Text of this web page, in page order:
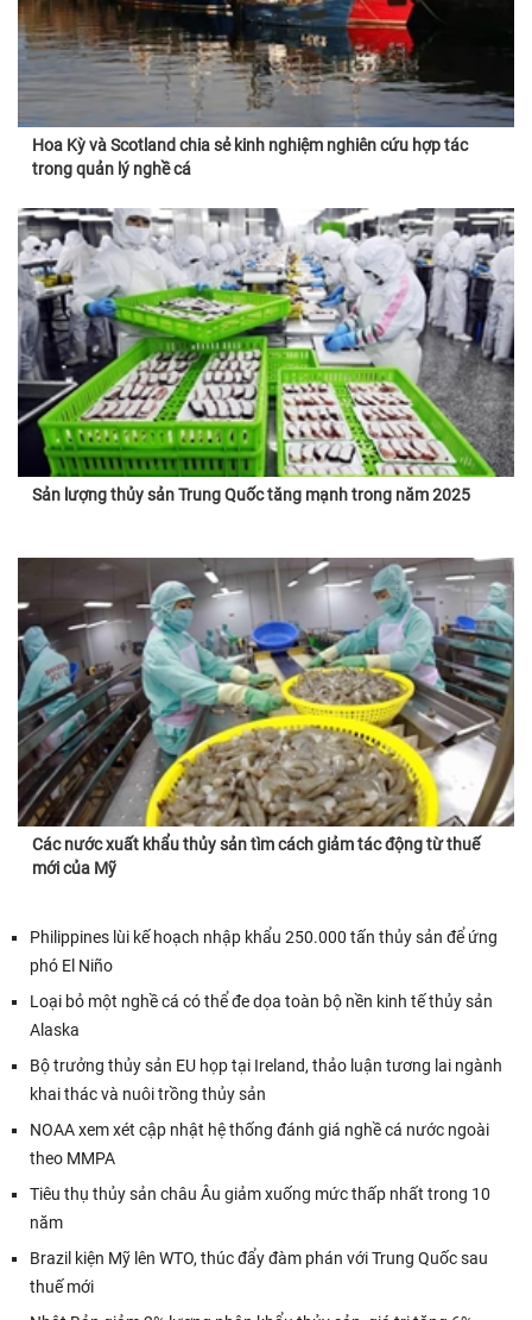
Hoa Kỳ và Scotland chia sẻ kinh nghiệm nghiên cứu hợp tác
trong quản lý nghề cá
Sản lượng thủy sản Trung Quốc tăng mạnh trong năm 2025
Các nước xuất khẩu thủy sản tìm cách giảm tác động từ thuế
mới của Mỹ
Philippines lùi kế hoạch nhập khẩu 250.000 tấn thủy sản để ứng
phó El Niño
Loại bỏ một nghề cá có thể đe dọa toàn bộ nền kinh tế thủy sản
Alaska
Bộ trưởng thủy sản EU họp tại Ireland, thảo luận tương lai ngành
khai thác và nuôi trồng thủy sản
NOAA xem xét cập nhật hệ thống đánh giá nghề cá nước ngoài
theo MMPA
Tiêu thụ thủy sản châu Âu giảm xuống mức thấp nhất trong 10
năm
Brazil kiện Mỹ lên WTO, thúc đẩy đàm phán với Trung Quốc sau
thuế mới